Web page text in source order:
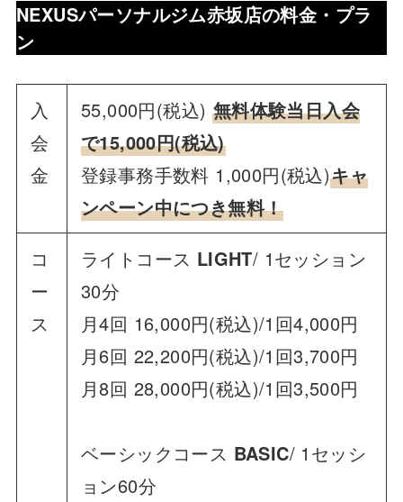
NEXUSパーソナルジム赤坂店の料金・プラ
ン
入
会
金
55,000円(税込) 無料体験当日入会
で15,000円(税込)
登録事務手数料 1,000円(税込)キャ
ンペーン中につき無料！
コ
ー
ス
ライトコース LIGHT/ 1セッション
30分
月4回 16,000円(税込)/1回4,000円
月6回 22,200円(税込)/1回3,700円
月8回 28,000円(税込)/1回3,500円
ベーシックコース BASIC/ 1セッシ
ョン60分